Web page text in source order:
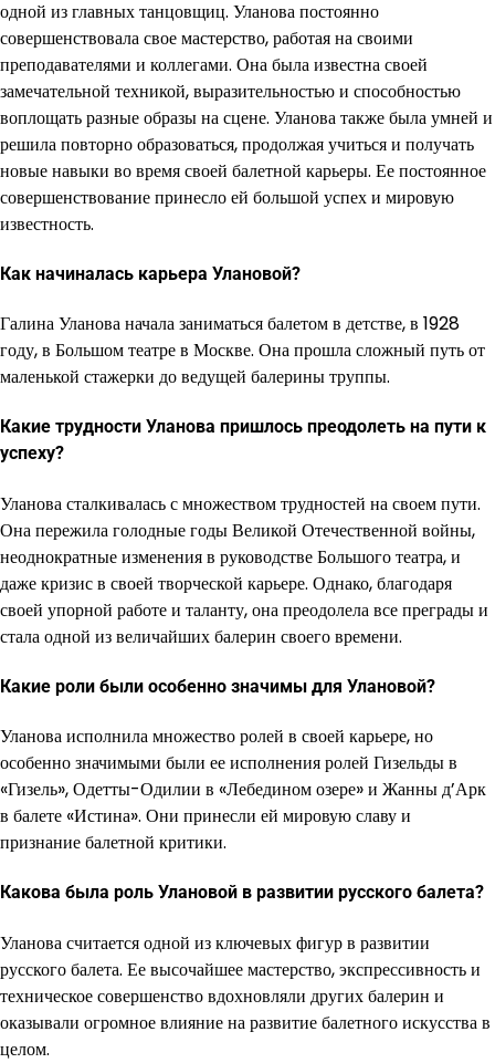
одной из главных танцовщиц. Уланова постоянно
совершенствовала свое мастерство, работая на своими
преподавателями и коллегами. Она была известна своей
замечательной техникой, выразительностью и способностью
воплощать разные образы на сцене. Уланова также была умней и
решила повторно образоваться, продолжая учиться и получать
новые навыки во время своей балетной карьеры. Ее постоянное
совершенствование принесло ей большой успех и мировую
известность.
Как начиналась карьера Улановой?
Галина Уланова начала заниматься балетом в детстве, в 1928
году, в Большом театре в Москве. Она прошла сложный путь от
маленькой стажерки до ведущей балерины труппы.
Какие трудности Уланова пришлось преодолеть на пути к
успеху?
Уланова сталкивалась с множеством трудностей на своем пути.
Она пережила голодные годы Великой Отечественной войны,
неоднократные изменения в руководстве Большого театра, и
даже кризис в своей творческой карьере. Однако, благодаря
своей упорной работе и таланту, она преодолела все преграды и
стала одной из величайших балерин своего времени.
Какие роли были особенно значимы для Улановой?
Уланова исполнила множество ролей в своей карьере, но
особенно значимыми были ее исполнения ролей Гизельды в
«Гизель», Одетты-Одилии в «Лебедином озере» и Жанны д’Арк
в балете «Истина». Они принесли ей мировую славу и
признание балетной критики.
Какова была роль Улановой в развитии русского балета?
Уланова считается одной из ключевых фигур в развитии
русского балета. Ее высочайшее мастерство, экспрессивность и
техническое совершенство вдохновляли других балерин и
оказывали огромное влияние на развитие балетного искусства в
целом.